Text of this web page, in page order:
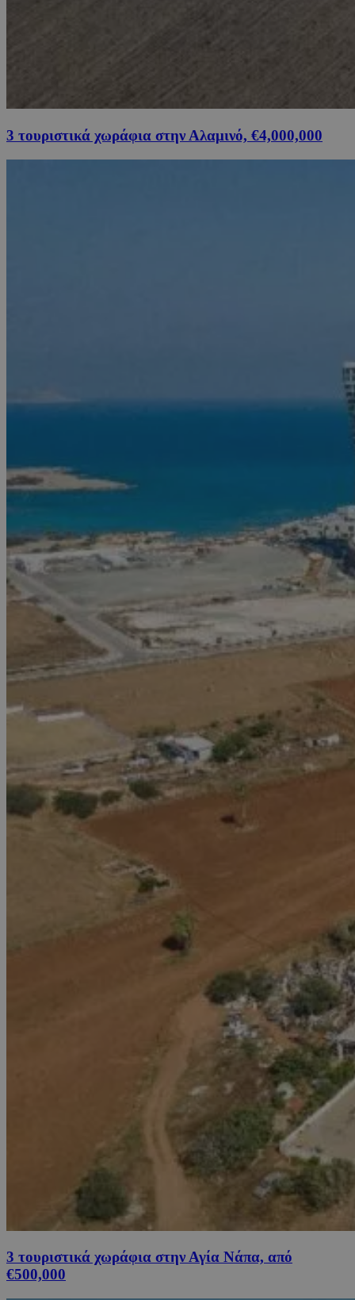
3 τουριστικά χωράφια στην Αλαμινό, €4,000,000
3 τουριστικά χωράφια στην Αγία Νάπα, από
€500,000